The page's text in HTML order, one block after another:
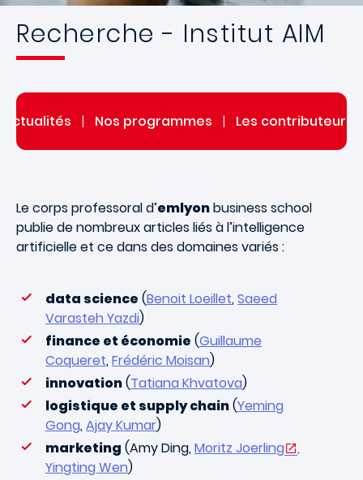
Recherche - Institut AIM
Actualités | Nos programmes | Les contributeurs
Le corps professoral d’emlyonbusiness school
publie de nombreux articles liés à l’intelligence
artificielle et ce dans des domaines variés :
data science (Benoit Loeillet,Saeed
Varasteh Yazdi)
finance et économie (Guillaume
Coqueret,Frédéric Moisan)
innovation(Tatiana Khvatova)
logistique et supply chain(Yeming
Gong,Ajay Kumar)
marketing (Amy Ding,Moritz Joerling
,
Yingting Wen)